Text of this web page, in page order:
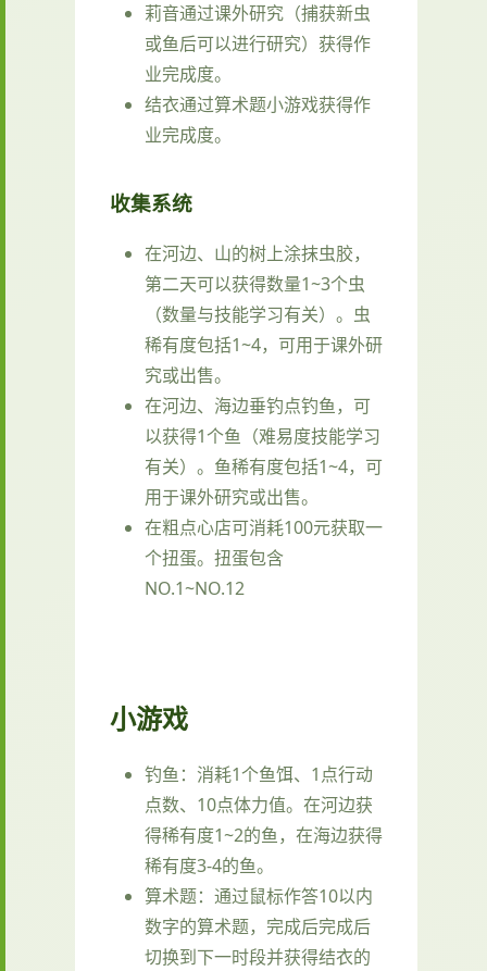
莉音通过课外研究（捕获新虫
或鱼后可以进行研究）获得作
业完成度。
结衣通过算术题小游戏获得作
业完成度。
收集系统
在河边、山的树上涂抹虫胶，
第二天可以获得数量1~3个虫
（数量与技能学习有关）。虫
稀有度包括1~4，可用于课外研
究或出售。
在河边、海边垂钓点钓鱼，可
以获得1个鱼（难易度技能学习
有关）。鱼稀有度包括1~4，可
用于课外研究或出售。
在粗点心店可消耗100元获取一
个扭蛋。扭蛋包含
NO.1~NO.12
小游戏
钓鱼：消耗1个鱼饵、1点行动
点数、10点体力值。在河边获
得稀有度1~2的鱼，在海边获得
稀有度3-4的鱼。
算术题：通过鼠标作答10以内
数字的算术题，完成后完成后
切换到下一时段并获得结衣的